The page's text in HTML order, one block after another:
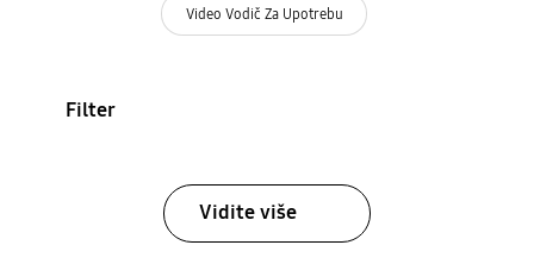
Video Vodič Za Upotrebu
Filter
Vidite više